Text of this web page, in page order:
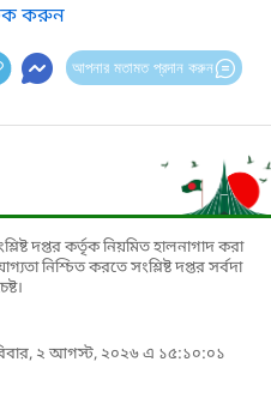
করুন
আপনার মতামত প্রদান করুন
দপ্তর কর্তৃক নিয়মিত হালনাগাদ করা
নিশ্চিত করতে সংশ্লিষ্ট দপ্তর সর্বদা
২ আগস্ট, ২০২৬ এ ১৫:১০:০১